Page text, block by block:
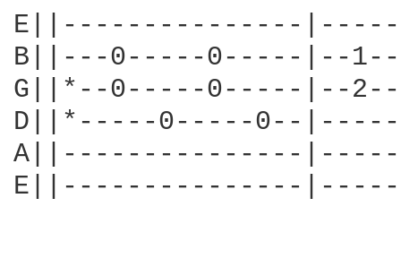
E||---------------
B||---0-----0-----|--
G||*--0-----0-----|--
D||*-----0-----0--
A||---------------
E||---------------